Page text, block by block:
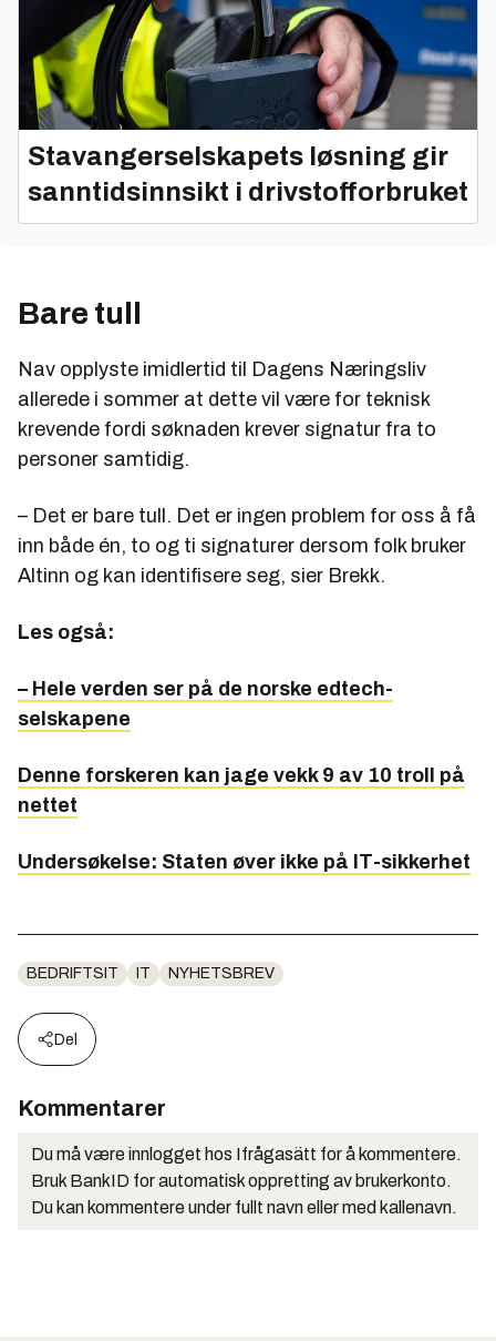
Stavangerselskapets løsning gir
sanntidsinnsikt i drivstofforbruket
Bare tull
Nav opplyste imidlertid til Dagens Næringsliv
allerede i sommer at dette vil være for teknisk
krevende fordi søknaden krever signatur fra to
personer samtidig.
– Det er bare tull. Det er ingen problem for oss å få
inn både én, to og ti signaturer dersom folk bruker
Altinn og kan identifisere seg, sier Brekk.
Les også:
– Hele verden ser på de norske edtech-
selskapene
Denne forskeren kan jage vekk 9 av 10 troll på
nettet
Undersøkelse: Staten øver ikke på IT-sikkerhet
BEDRIFTSIT IT NYHETSBREV
Del
Kommentarer
Du må være innlogget hos Ifrågasätt for å kommentere.
Bruk BankID for automatisk oppretting av brukerkonto.
Du kan kommentere under fullt navn eller med kallenavn.